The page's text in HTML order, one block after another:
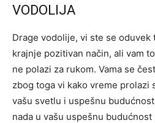
VODOLIJA
Drage vodolije, vi ste se
krajnje pozitivan način, ali vam
ne polazi za rukom. Vama se
zbog toga vi kako vreme prolazi
vašu svetlu i uspešnu
nada u vašu uspešnu